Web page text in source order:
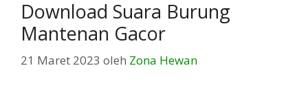
Download Suara Burung
Mantenan Gacor
21 Maret 2023 oleh Zona Hewan